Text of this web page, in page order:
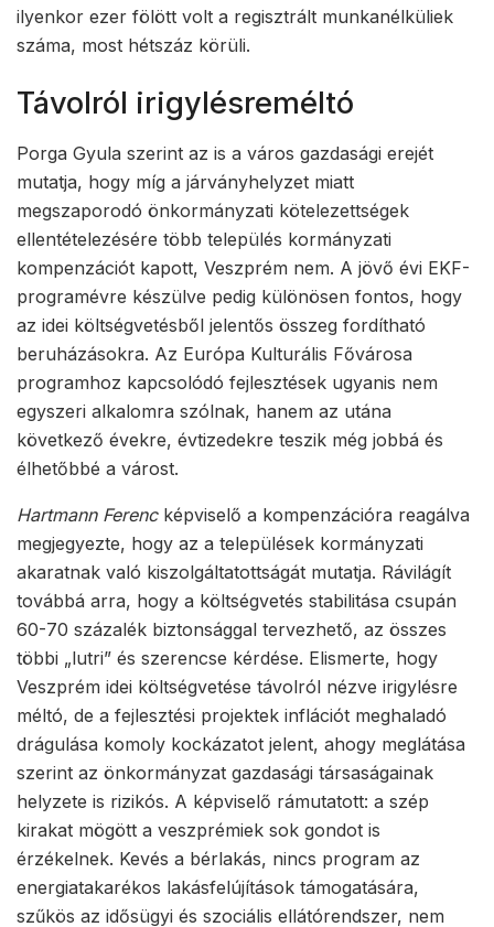
ilyenkor ezer fölött volt a regisztrált munkanélküliek
száma, most hétszáz körüli.
Távolról irigylésreméltó
Porga Gyula szerint az is a város gazdasági erejét
mutatja, hogy míg a járványhelyzet miatt
megszaporodó önkormányzati kötelezettségek
ellentételezésére több település kormányzati
kompenzációt kapott, Veszprém nem. A jövő évi EKF-
programévre készülve pedig különösen fontos, hogy
az idei költségvetésből jelentős összeg fordítható
beruházásokra. Az Európa Kulturális Fővárosa
programhoz kapcsolódó fejlesztések ugyanis nem
egyszeri alkalomra szólnak, hanem az utána
következő évekre, évtizedekre teszik még jobbá és
élhetőbbé a várost.
Hartmann Ferencképviselő a kompenzációra reagálva
megjegyezte, hogy az a települések kormányzati
akaratnak való kiszolgáltatottságát mutatja. Rávilágít
továbbá arra, hogy a költségvetés stabilitása csupán
60-70 százalék biztonsággal tervezhető, az összes
többi „lutri” és szerencse kérdése. Elismerte, hogy
Veszprém idei költségvetése távolról nézve irigylésre
méltó, de a fejlesztési projektek inflációt meghaladó
drágulása komoly kockázatot jelent, ahogy meglátása
szerint az önkormányzat gazdasági társaságainak
helyzete is rizikós. A képviselő rámutatott: a szép
kirakat mögött a veszprémiek sok gondot is
érzékelnek. Kevés a bérlakás, nincs program az
energiatakarékos lakásfelújítások támogatására,
szűkös az idősügyi és szociális ellátórendszer, nem